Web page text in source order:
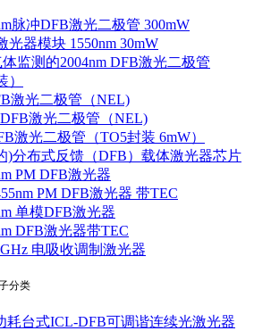
脉冲DFB激光二极管 300mW
光器模块 1550nm 30mW
监测的2004nm DFB激光二极管
）
激光二极管（NEL)
DFB激光二极管（NEL)
激光二极管（TO5封装 6mW）
)分布式反馈（DFB）载体激光器芯片
PM DFB激光器
PM DFB激光器 带TEC
单模DFB激光器
DFB激光器带TEC
GHz 电吸收调制激光器
分类
耗台式ICL-DFB可调谐连续光激光器